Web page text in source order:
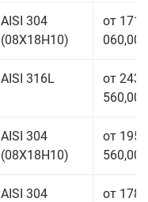
AISI 304
(08Х18Н10)
от 171
060,00
AISI 316L
от 243
560,00
AISI 304
(08Х18Н10)
от 195
560,00
AISI 304
от 178